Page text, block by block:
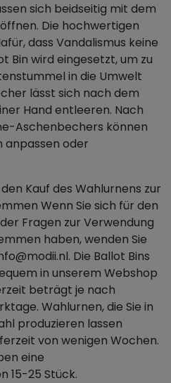
sich beidseitig mit dem
Die hochwertigen
dass Vandalismus keine
Bin wird eingesetzt, um zu
in die Umwelt
lässt sich nach dem
Hand entleeren. Nach
Aschenbechers können
anpassen oder
Kauf des Wahlurnens zur
Wenn Sie sich für den
Fragen zur Verwendung
haben, wenden Sie
Die Ballot Bins
in unserem Webshop
beträgt je nach
Wahlurnen, die Sie in
produzieren lassen
von wenigen Wochen.
eine
15-25 Stück.